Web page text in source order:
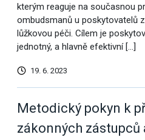
kterým reaguje na současnou
ombudsmanů u poskytovatelů
lůžkovou péči. Cílem je
jednotný, a hlavně efektivní […]
19. 6. 2023
Metodický pokyn k
zákonných zástupců